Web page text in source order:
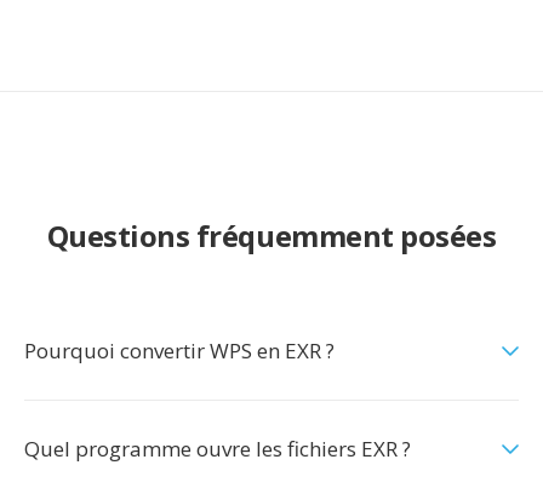
Questions fréquemment posées
Pourquoi convertir WPS en EXR ?
Quel programme ouvre les fichiers EXR ?